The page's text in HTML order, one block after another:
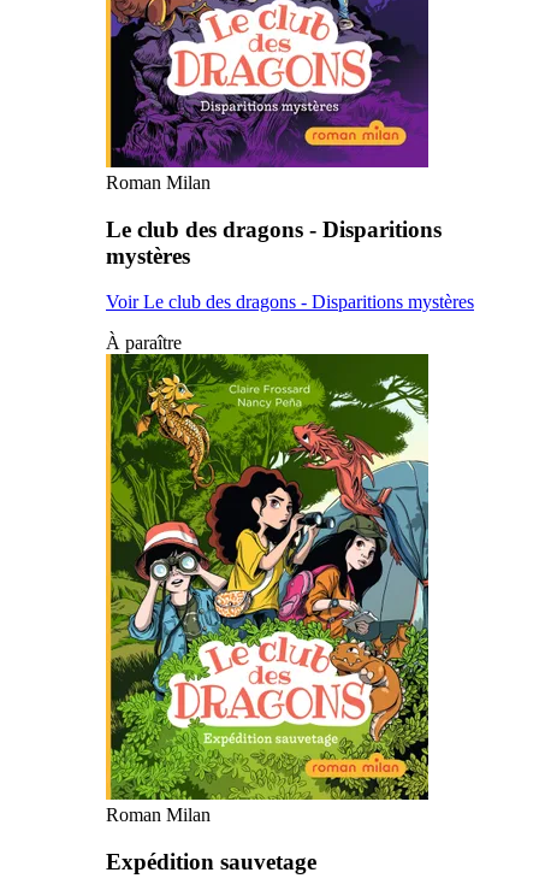
Roman Milan
Le club des dragons - Disparitions
mystères
Voir Le club des dragons - Disparitions mystères
À paraître
Roman Milan
Expédition sauvetage